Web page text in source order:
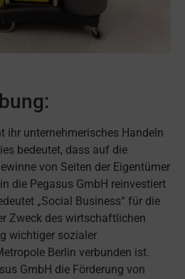
ihr unternehmerisches Handeln
bedeutet, dass auf die
von Seiten der Eigentümer
die Pegasus GmbH reinvestiert
„Social Business“ für die
Zweck des wirtschaftlichen
wichtiger sozialer
Berlin verbunden ist.
GmbH die Förderung von